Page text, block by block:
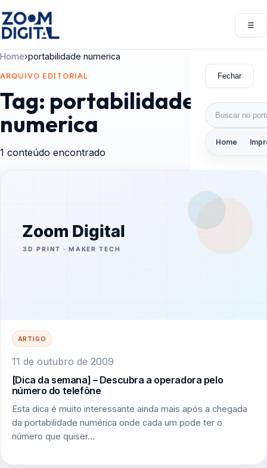
☰
Fechar
Buscar por:
Home
Home›portabilidade numerica
ARQUIVO EDITORIAL
Tag: portabilidade
numerica
1 conteúdo encontrado
ARTIGO
11 de outubro de 2009
[Dica da semana] – Descubra a operadora pelo
número do telefône
Esta dica é muito interessante ainda mais após a chegada
da portabilidade numérica onde cada um pode ter o
número que quiser…